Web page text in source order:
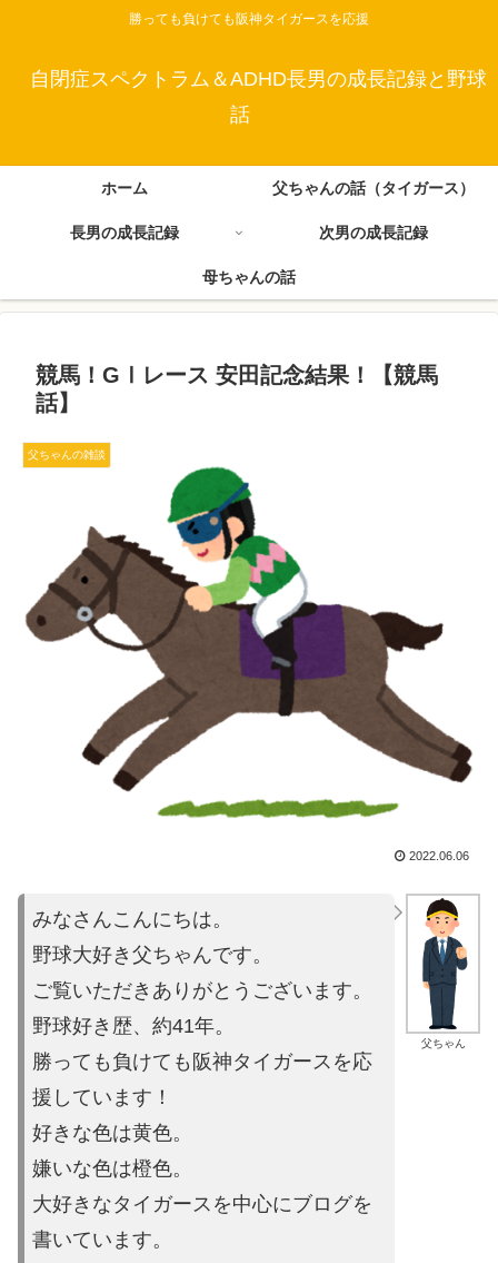
勝っても負けても阪神タイガースを応援
自閉症スペクトラム＆ADHD長男の成長記録と野球
話
ホーム 父ちゃんの話（タイガース）
長男の成長記録 次男の成長記録
母ちゃんの話
競馬！GⅠレース 安田記念結果！【競馬
話】
父ちゃんの雑談
2022.06.06
父ちゃん
みなさんこんにちは。
野球大好き父ちゃんです。
ご覧いただきありがとうございます。
野球好き歴、約41年。
勝っても負けても阪神タイガースを応
援しています！
好きな色は黄色。
嫌いな色は橙色。
大好きなタイガースを中心にブログを
書いています。